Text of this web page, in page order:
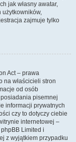
jak własny awatar,
użytkowników,
zajmuje tylko
Act – prawa
na właścicieli stron
od osób
pisemnej
informacji prywatnych
czy to dotyczy ciebie
internetowej –
Limited i
z wyjątkiem przypadku